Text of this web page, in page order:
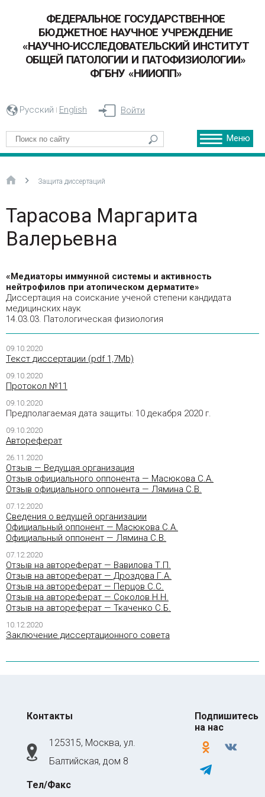
ФЕДЕРАЛЬНОЕ ГОСУДАРСТВЕННОЕ
БЮДЖЕТНОЕ НАУЧНОЕ УЧРЕЖДЕНИЕ
«НАУЧНО-ИССЛЕДОВАТЕЛЬСКИЙ ИНСТИТУТ
ОБЩЕЙ ПАТОЛОГИИ И ПАТОФИЗИОЛОГИИ»
ФГБНУ «НИИОПП»
Меню
Русский English Войти
Защита диссертаций
Тарасова Маргарита
Валерьевна
«Медиаторы иммунной системы и активность
нейтрофилов при атопическом дерматите»
Диссертация на соискание ученой степени кандидата
медицинских наук
14.03.03. Патологическая физиология
09.10.2020
Текст диссертации (pdf 1,7Мb)
09.10.2020
Протокол №11
09.10.2020
Предполагаемая дата защиты: 10 декабря 2020 г.
09.10.2020
Автореферат
26.11.2020
Отзыв — Ведущая организация
Отзыв официального оппонента — Масюкова С.А.
Отзыв официального оппонента — Лямина С.В.
07.12.2020
Сведения о ведущей организации
Официальный оппонент — Масюкова С.А.
Официальный оппонент — Лямина С.В.
07.12.2020
Отзыв на автореферат — Вавилова Т.П.
Отзыв на автореферат — Дроздова Г.А.
Отзыв на автореферат — Перцов С.С.
Отзыв на автореферат — Соколов Н.Н.
Отзыв на автореферат — Ткаченко С.Б.
10.12.2020
Заключение диссертационного совета
Контакты
125315, Москва, ул.
Балтийская, дом 8
Тел/Факс
Подпишитесь
на нас
odnoklassniki
vkontakte
telegram